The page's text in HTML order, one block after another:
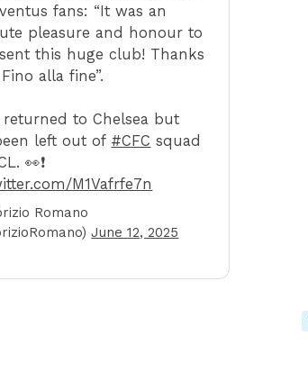
fans: “It was an
pleasure and honour to
this huge club! Thanks
alla fine”.
returned to Chelsea but
left out of #CFC squad
👀❗️
M1Vafrfe7n
Romano
June 12, 2025